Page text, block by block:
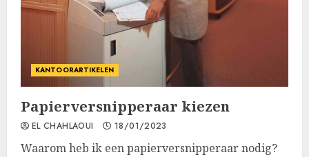
KANTOORARTIKELEN
Papierversnipperaar kiezen
EL CHAHLAOUI 18/01/2023
Waarom heb ik een papierversnipperaar nodig?